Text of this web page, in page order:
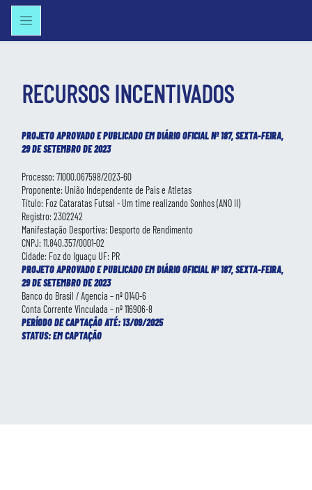
RECURSOS INCENTIVADOS
PROJETO APROVADO E PUBLICADO EM DIÁRIO OFICIAL Nº 187, SEXTA-FEIRA,
29 DE SETEMBRO DE 2023
Processo: 71000.067598/2023-60
Proponente: União Independente de Pais e Atletas
Título: Foz Cataratas Futsal - Um time realizando Sonhos (ANO II)
Registro: 2302242
Manifestação Desportiva: Desporto de Rendimento
CNPJ: 11.840.357/0001-02
Cidade: Foz do Iguaçu UF: PR
PROJETO APROVADO E PUBLICADO EM DIÁRIO OFICIAL Nº 187, SEXTA-FEIRA,
29 DE SETEMBRO DE 2023
Banco do Brasil / Agencia – nº 0140-6
Conta Corrente Vinculada – nº 116906-8
PERÍODO DE CAPTAÇÃO ATÉ: 13/09/2025
STATUS: EM CAPTAÇÃO